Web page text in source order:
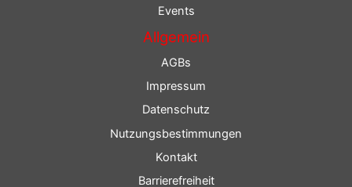
Events
Allgemein
AGBs
Impressum
Datenschutz
Nutzungsbestimmungen
Kontakt
Barrierefreiheit